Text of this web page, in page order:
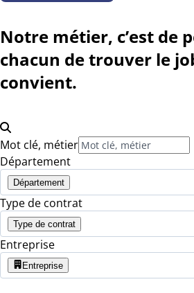
Notre métier, c’est de
chacun de trouver le
convient.
Mot clé, métier
Département
Département
Type de contrat
Type de contrat
Entreprise
Entreprise